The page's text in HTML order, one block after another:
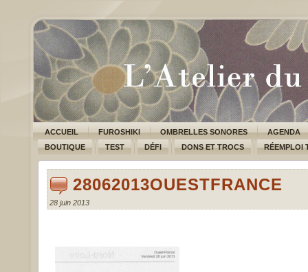
ACCUEIL FUROSHIKI OMBRELLES SONORES
AGENDA
BOUTIQUE
TEST DÉFI DONS ET TROCS RÉEMPLOI
28062013OUESTFRANCE
28 juin 2013